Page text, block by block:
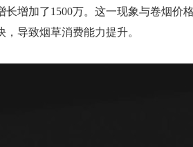
长增加了1500万。这一现象与卷烟
，导致烟草消费能力提升。